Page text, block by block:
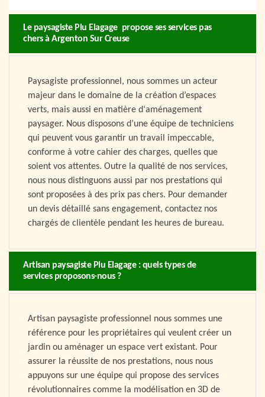
Le paysagiste Plu Elagage propose ses services pas
chers à Argenton Sur Creuse
Paysagiste professionnel, nous sommes un acteur
majeur dans le domaine de la création d’espaces
verts, mais aussi en matière d‘aménagement
paysager. Nous disposons d’une équipe de techniciens
qui peuvent vous garantir un travail impeccable,
conforme à votre cahier des charges, quelles que
soient vos attentes. Outre la qualité de nos services,
nous nous distinguons aussi par nos prestations qui
sont proposées à des prix pas chers. Pour demander
un devis détaillé sans engagement, contactez nos
chargés de clientèle pendant les heures de bureau.
Artisan paysagiste Plu Elagage : quels types de
services proposons-nous ?
Artisan paysagiste professionnel nous sommes une
référence pour les propriétaires qui veulent créer un
jardin ou aménager un espace vert existant. Pour
assurer la réussite de nos prestations, nous nous
appuyons sur une équipe qui propose des services
révolutionnaires comme la modélisation en 3D de